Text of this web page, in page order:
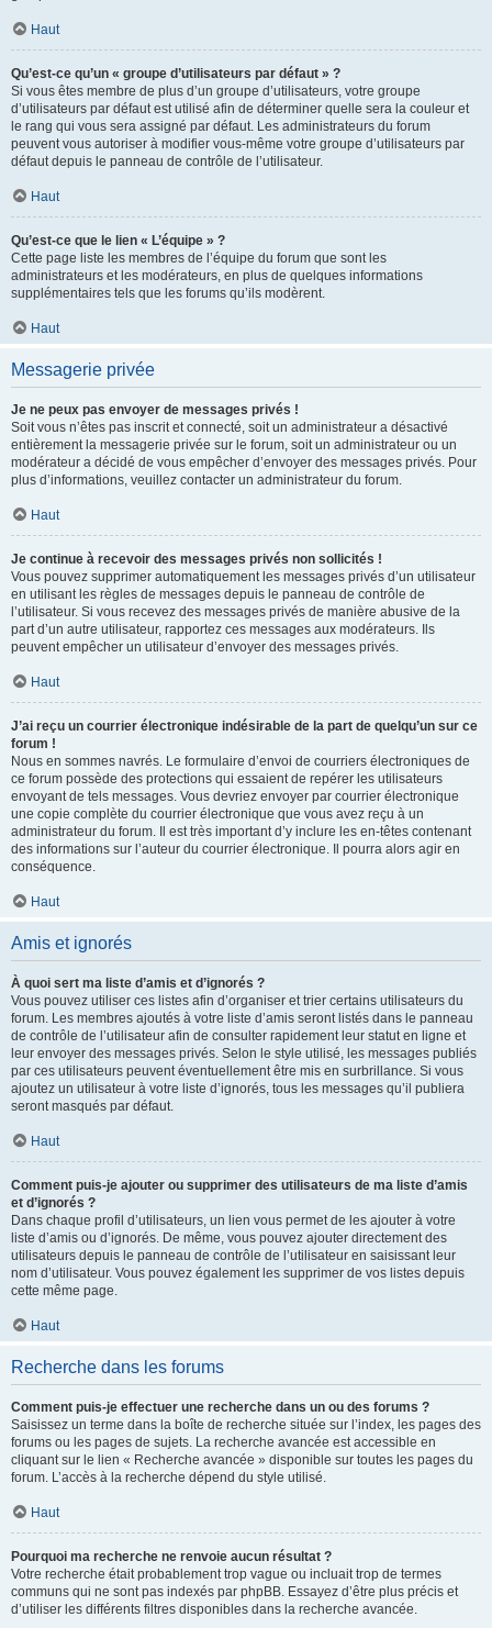
Haut
Qu’est-ce qu’un « groupe d’utilisateurs par défaut » ?
Si vous êtes membre de plus d’un groupe d’utilisateurs, votre groupe
d’utilisateurs par défaut est utilisé afin de déterminer quelle sera la couleur et
le rang qui vous sera assigné par défaut. Les administrateurs du forum
peuvent vous autoriser à modifier vous-même votre groupe d’utilisateurs par
défaut depuis le panneau de contrôle de l’utilisateur.
Haut
Qu’est-ce que le lien « L’équipe » ?
Cette page liste les membres de l’équipe du forum que sont les
administrateurs et les modérateurs, en plus de quelques informations
supplémentaires tels que les forums qu’ils modèrent.
Haut
Messagerie privée
Je ne peux pas envoyer de messages privés !
Soit vous n’êtes pas inscrit et connecté, soit un administrateur a désactivé
entièrement la messagerie privée sur le forum, soit un administrateur ou un
modérateur a décidé de vous empêcher d’envoyer des messages privés. Pour
plus d’informations, veuillez contacter un administrateur du forum.
Haut
Je continue à recevoir des messages privés non sollicités !
Vous pouvez supprimer automatiquement les messages privés d’un utilisateur
en utilisant les règles de messages depuis le panneau de contrôle de
l’utilisateur. Si vous recevez des messages privés de manière abusive de la
part d’un autre utilisateur, rapportez ces messages aux modérateurs. Ils
peuvent empêcher un utilisateur d’envoyer des messages privés.
Haut
J’ai reçu un courrier électronique indésirable de la part de quelqu’un sur ce
forum !
Nous en sommes navrés. Le formulaire d’envoi de courriers électroniques de
ce forum possède des protections qui essaient de repérer les utilisateurs
envoyant de tels messages. Vous devriez envoyer par courrier électronique
une copie complète du courrier électronique que vous avez reçu à un
administrateur du forum. Il est très important d’y inclure les en-têtes contenant
des informations sur l’auteur du courrier électronique. Il pourra alors agir en
conséquence.
Haut
Amis et ignorés
À quoi sert ma liste d’amis et d’ignorés ?
Vous pouvez utiliser ces listes afin d’organiser et trier certains utilisateurs du
forum. Les membres ajoutés à votre liste d’amis seront listés dans le panneau
de contrôle de l’utilisateur afin de consulter rapidement leur statut en ligne et
leur envoyer des messages privés. Selon le style utilisé, les messages publiés
par ces utilisateurs peuvent éventuellement être mis en surbrillance. Si vous
ajoutez un utilisateur à votre liste d’ignorés, tous les messages qu’il publiera
seront masqués par défaut.
Haut
Comment puis-je ajouter ou supprimer des utilisateurs de ma liste d’amis
et d’ignorés ?
Dans chaque profil d’utilisateurs, un lien vous permet de les ajouter à votre
liste d’amis ou d’ignorés. De même, vous pouvez ajouter directement des
utilisateurs depuis le panneau de contrôle de l’utilisateur en saisissant leur
nom d’utilisateur. Vous pouvez également les supprimer de vos listes depuis
cette même page.
Haut
Recherche dans les forums
Comment puis-je effectuer une recherche dans un ou des forums ?
Saisissez un terme dans la boîte de recherche située sur l’index, les pages des
forums ou les pages de sujets. La recherche avancée est accessible en
cliquant sur le lien « Recherche avancée » disponible sur toutes les pages du
forum. L’accès à la recherche dépend du style utilisé.
Haut
Pourquoi ma recherche ne renvoie aucun résultat ?
Votre recherche était probablement trop vague ou incluait trop de termes
communs qui ne sont pas indexés par phpBB. Essayez d’être plus précis et
d’utiliser les différents filtres disponibles dans la recherche avancée.